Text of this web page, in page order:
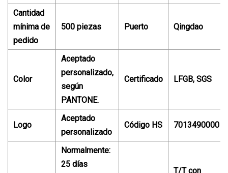
Cantidad
mínima de
pedido
500 piezas Puerto Qingdao
Color
Aceptado
personalizado,
según
PANTONE.
Certificado LFGB, SGS
Logo
Aceptado
personalizado
Código HS 7013490000
Normalmente:
25 días
T/T con